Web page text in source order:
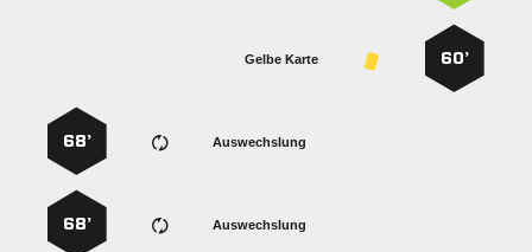
60’
Gelbe Karte
Auswechslung
68’
Auswechslung
68’